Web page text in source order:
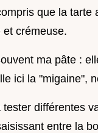
que la
crémeuse.
ma pâte :
ici la "migaine",
tester différentes
entre la